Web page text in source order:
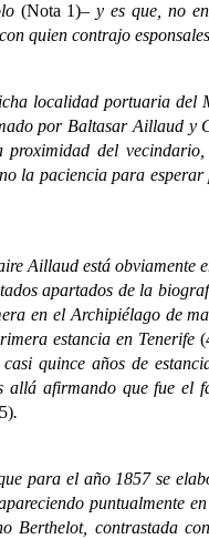
(Nota 1)– y es que, no
quien contrajo
portuaria del
por Baltasar Aillaud y
del
la paciencia para
está obviamente
apartados de la
en el Archipiélago de
estancia en Tenerife
quince años de
allá afirmando que fue el
.
el año 1857 se
puntualmente
Berthelot, contrastada